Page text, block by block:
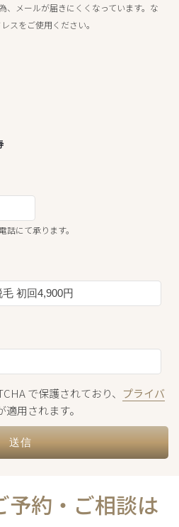
、メールが届きにくくなっています。な
スをご使用ください。
にて承ります。
で保護されており、 プライバ
適用されます。
予約・ご相談は